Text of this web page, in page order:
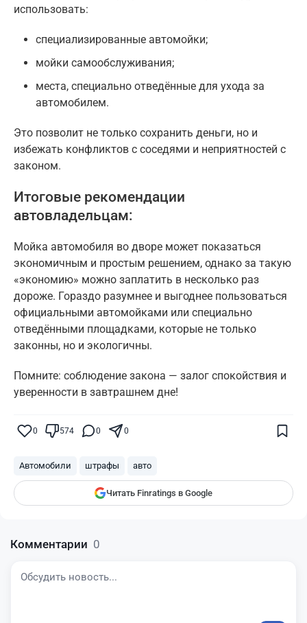
использовать:
специализированные автомойки;
мойки самообслуживания;
места, специально отведённые для ухода за
автомобилем.
Это позволит не только сохранить деньги, но и
избежать конфликтов с соседями и неприятностей с
законом.
Итоговые рекомендации
автовладельцам:
Мойка автомобиля во дворе может показаться
экономичным и простым решением, однако за такую
«экономию» можно заплатить в несколько раз
дороже. Гораздо разумнее и выгоднее пользоваться
официальными автомойками или специально
отведёнными площадками, которые не только
законны, но и экологичны.
Помните: соблюдение закона — залог спокойствия и
уверенности в завтрашнем дне!
0 574 0 0
Автомобили штрафы авто
Читать Finratings в Google
показываться вам
Комментарии 0